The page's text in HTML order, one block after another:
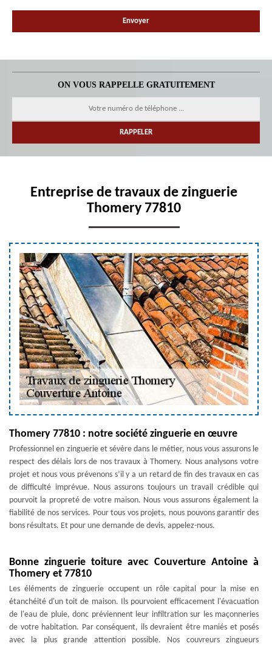
ON VOUS RAPPELLE GRATUITEMENT
Entreprise de travaux de zinguerie
Thomery 77810
Thomery 77810 : notre société zinguerie en œuvre
Professionnel en zinguerie et sévère dans le métier, nous vous assurons le
respect des délais lors de nos travaux à Thomery. Nous analysons votre
projet et nous vous prévenons s’il y a un retard de fin des travaux en cas
de difficulté imprévue. Nous assurons toujours un travail crédible qui
pourvoit la propreté de votre maison. Nous vous assurons également la
fiabilité de nos services. Pour tous vos projets, nous pouvons garantir des
bons résultats. Et pour une demande de devis, appelez-nous.
Bonne zinguerie toiture avec Couverture Antoine à
Thomery et 77810
Les éléments de zinguerie occupent un rôle capital pour la mise en
étanchéité d'un toit de maison. Ils pourvoient efficacement l'évacuation
de l'eau de pluie, donc préviennent leur infiltration sur les maçonneries
de votre habitation. Par conséquent, ils devraient être maniés et posés
avec la plus grande attention possible. Nos couvreurs zingueurs